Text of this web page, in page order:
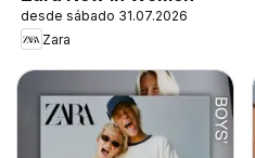
desde sábado 31.07.2026
Zara